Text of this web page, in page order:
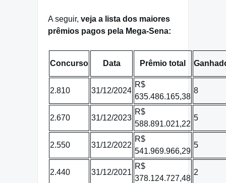
A seguir, veja a lista dos maiores
prêmios pagos pela Mega-Sena:
Concurso Data Prêmio total
2.810 31/12/2024
R$
635.486.165,38
8
2.670 31/12/2023
R$
588.891.021,22
5
2.550 31/12/2022
R$
541.969.966,29
5
2.440 31/12/2021
R$
378.124.727,48
2